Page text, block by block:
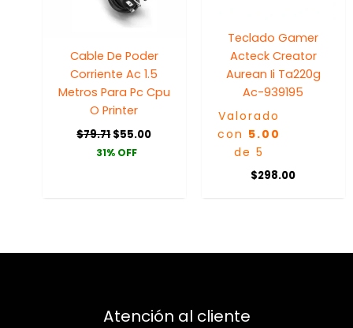
Cable De Poder
Corriente Ac 1.5
Metros Para Pc Cpu
O Printer
$79.71$55.00
31% OFF
Teclado Gamer
Acteck Creator
Aurean Ii Ta220g
Ac-939195
Valorado
con 5.00
de 5
$298.00
Atención al cliente